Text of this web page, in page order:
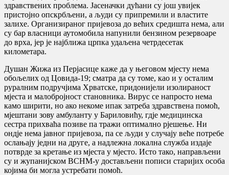
здравствених проблема. Јасеначки дућани су још увијек
пристојно опскрбљени, а људи су припремили и властите
залихе. Организираног пријевоза до већих средишта нема, али
су бар власници аутомобила напунили бензином резервоаре
до врха, јер је најближа црпка удаљена четрдесетак
километара.
Душан Жижа из Перјасице каже да у његовом мјесту нема
обољелих од Цовида-19; сматра да су томе, као и у осталим
руралним подручјима Хрватске, придонијели изолираност
мјеста и малобројност становника. Вирус се напросто нема
камо ширити, но ако некоме ипак затреба здравствена помоћ,
мјештани зову амбуланту у Бариловићу, гдје медицинска
сестра прихваћа позиве па тражи оптимално рјешење. Ни
ондје нема јавног пријевоза, па се људи у случају веће потребе
ослањају једни на друге, а надлежна локална служба издаје
потврде за кретање из мјеста у мјесто. Исто тако, направљени
су и жупанијском ВСНМ-у достављени пописи старијих особа
којима би могла устребати помоћ.